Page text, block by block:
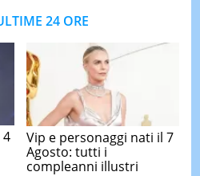
24 ORE
Vip e personaggi nati il 7
Agosto: tutti i
compleanni illustri